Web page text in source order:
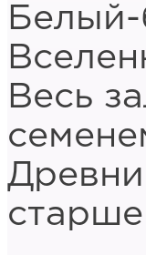
Белый-
Весь